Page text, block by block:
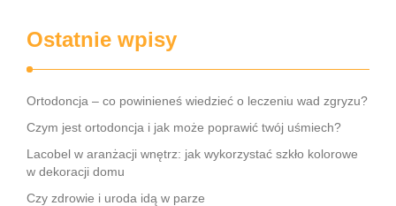
Ostatnie wpisy
Ortodoncja – co powinieneś wiedzieć o leczeniu wad zgryzu?
Czym jest ortodoncja i jak może poprawić twój uśmiech?
Lacobel w aranżacji wnętrz: jak wykorzystać szkło kolorowe
w dekoracji domu
Czy zdrowie i uroda idą w parze